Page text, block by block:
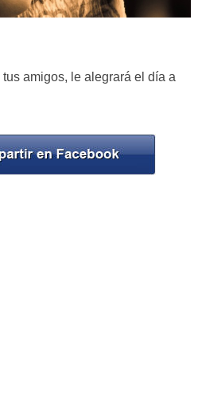
amigos, le alegrará el día a